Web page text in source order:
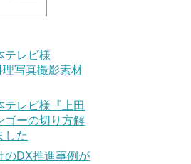
テレビ様
理写真撮影素材
テレビ様『上田
ゴーの切り方解
した
のDX推進事例が